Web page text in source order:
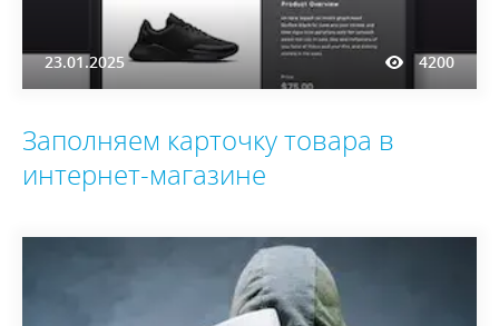
23.01.2025 4200
Заполняем карточку товара в
интернет-магазине